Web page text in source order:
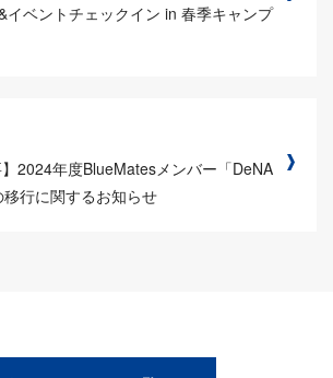
イベントチェックイン in 春季キャンプ
】2024年度BlueMatesメンバー「DeNA
行に関するお知らせ